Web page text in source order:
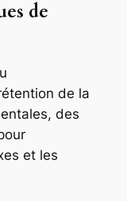
de
de la
des
et les